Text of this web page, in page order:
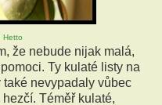
Hetto
že nebude nijak malá,
Ty kulaté listy na
nevypadaly vůbec
Téměř kulaté,